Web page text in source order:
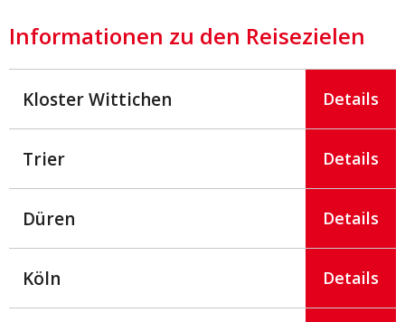
Informationen zu den Reisezielen
Kloster Wittichen Details
Trier Details
Düren Details
Köln Details